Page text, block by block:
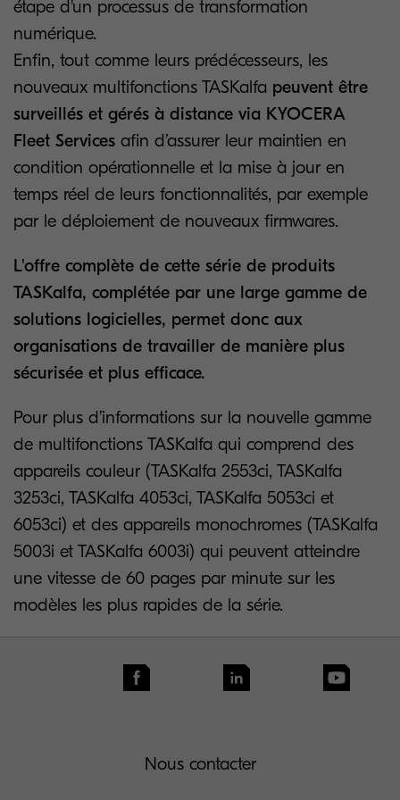
étape d'un processus de transformation
numérique.
Enfin, tout comme leurs prédécesseurs, les
nouveaux multifonctions TASKalfa peuvent être
surveillés et gérés à distance via KYOCERA
Fleet Services afin d’assurer leur maintien en
condition opérationnelle et la mise à jour en
temps réel de leurs fonctionnalités, par exemple
par le déploiement de nouveaux firmwares.
L'offre complète de cette série de produits
TASKalfa, complétée par une large gamme de
solutions logicielles, permet donc aux
organisations de travailler de manière plus
sécurisée et plus efficace.
Pour plus d’informations sur la nouvelle gamme
de multifonctions TASKalfa qui comprend des
appareils couleur (TASKalfa 2553ci, TASKalfa
3253ci, TASKalfa 4053ci, TASKalfa 5053ci et
6053ci) et des appareils monochromes (TASKalfa
5003i et TASKalfa 6003i) qui peuvent atteindre
une vitesse de 60 pages par minute sur les
modèles les plus rapides de la série.
Nous contacter